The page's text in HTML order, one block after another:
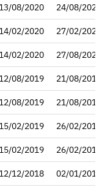
13/08/2020 24/08/2020
14/02/2020 27/02/2020
14/02/2020 27/08/2020
12/08/2019 21/08/2019
12/08/2019 21/08/2019
15/02/2019 26/02/2019
15/02/2019 26/02/2019
12/12/2018 02/01/2019